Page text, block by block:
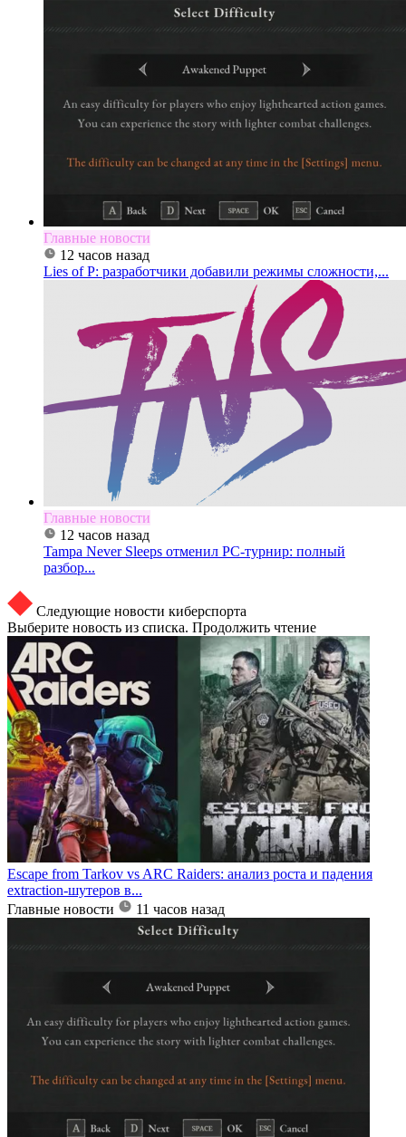
Главные новости
12 часов назад
Lies of P: разработчики добавили режимы сложности,...
Главные новости
12 часов назад
Tampa Never Sleeps отменил PC-турнир: полный
разбор...
Следующие новости киберспорта
Выберите новость из списка. Продолжить чтение
Escape from Tarkov vs ARC Raiders: анализ роста и падения
extraction-шутеров в...
Главные новости
11 часов назад